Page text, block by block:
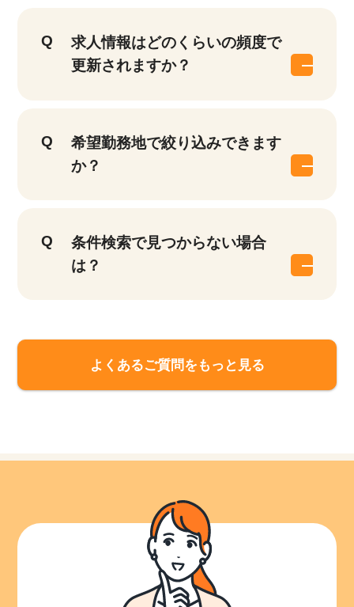
求人情報はどのくらいの頻度で
更新されますか？
希望勤務地で絞り込みできます
か？
条件検索で見つからない場合
は？
よくあるご質問をもっと見る
該当件数
17,050 件
他の条件を選択